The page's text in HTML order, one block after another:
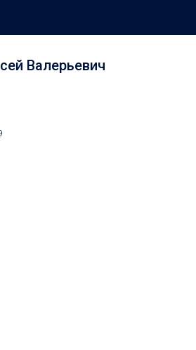
Валерьевич